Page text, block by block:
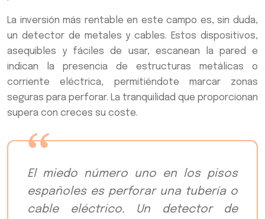
La inversión más rentable en este campo es, sin duda,
un detector de metales y cables. Estos dispositivos,
asequibles y fáciles de usar, escanean la pared e
indican la presencia de estructuras metálicas o
corriente eléctrica, permitiéndote marcar zonas
seguras para perforar. La tranquilidad que proporcionan
supera con creces su coste.
El miedo número uno en los pisos
españoles es perforar una tubería o
cable eléctrico. Un detector de